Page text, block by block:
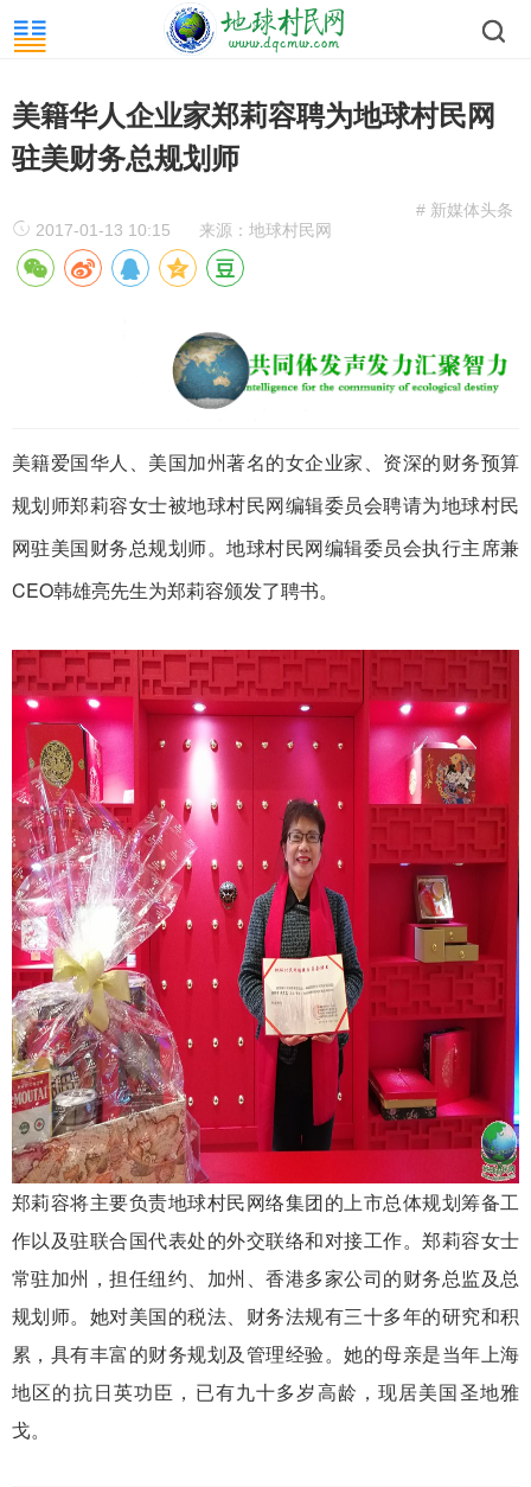
美籍华人企业家郑莉容聘为地球村民网
驻美财务总规划师
# 新媒体头条
2017-01-13 10:15
来源：地球村民网
美籍爱国华人、美国加州著名的女企业家、资深的财务预算
规划师郑莉容女士被地球村民网编辑委员会聘请为地球村民
网驻美国财务总规划师。地球村民网编辑委员会执行主席兼
CEO韩雄亮先生为郑莉容颁发了聘书。
郑莉容将主要负责地球村民网络集团的上市总体规划筹备工
作以及驻联合国代表处的外交联络和对接工作。郑莉容女士
常驻加州，担任纽约、加州、香港多家公司的财务总监及总
规划师。她对美国的税法、财务法规有三十多年的研究和积
累，具有丰富的财务规划及管理经验。她的母亲是当年上海
地区的抗日英功臣，已有九十多岁高龄，现居美国圣地雅
戈。